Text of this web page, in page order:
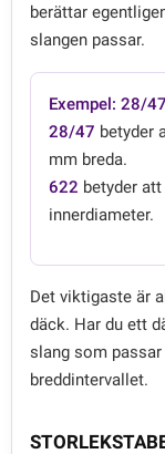
berättar
slangen passar.
Exempel: 28/
28/47 betyder
mm breda.
622 betyder
innerdiameter.
Det viktigaste är
däck. Har du ett
slang som passar
breddintervallet.